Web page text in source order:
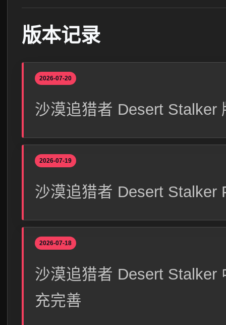
版本记录
2026-07-20
沙漠追猎者 Desert Stalker
2026-07-19
沙漠追猎者 Desert Stalker
2026-07-18
沙漠追猎者 Desert Stalker
充完善